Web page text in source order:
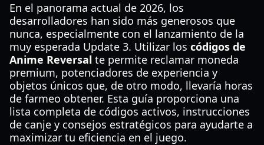
En el panorama actual de 2026, los
desarrolladores han sido más generosos que
nunca, especialmente con el lanzamiento de la
muy esperada Update 3. Utilizar los códigos de
Anime Reversal te permite reclamar moneda
premium, potenciadores de experiencia y
objetos únicos que, de otro modo, llevaría horas
de farmeo obtener. Esta guía proporciona una
lista completa de códigos activos, instrucciones
de canje y consejos estratégicos para ayudarte a
maximizar tu eficiencia en el juego.